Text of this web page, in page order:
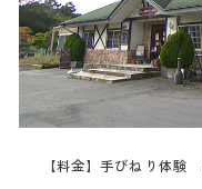
【料金】手びねり体